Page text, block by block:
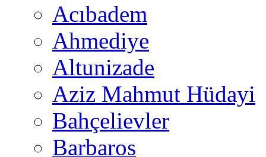
Acıbadem
Ahmediye
Altunizade
Aziz Mahmut Hüdayi
Bahçelievler
Barbaros